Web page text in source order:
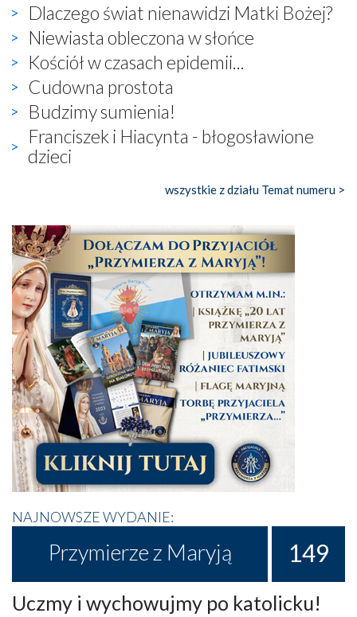
Dlaczego świat nienawidzi Matki Bożej?
Niewiasta obleczona w słońce
Kościół w czasach epidemii...
Cudowna prostota
Budzimy sumienia!
Franciszek i Hiacynta - błogosławione
dzieci
wszystkie z działu Temat numeru >
NAJNOWSZE WYDANIE:
Przymierze z Maryją 149
Uczmy i wychowujmy po katolicku!